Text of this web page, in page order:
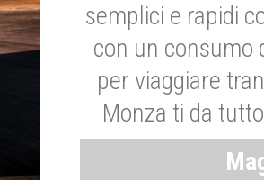
semplici e rapidi
con un consumo
per viaggiare
Monza ti da